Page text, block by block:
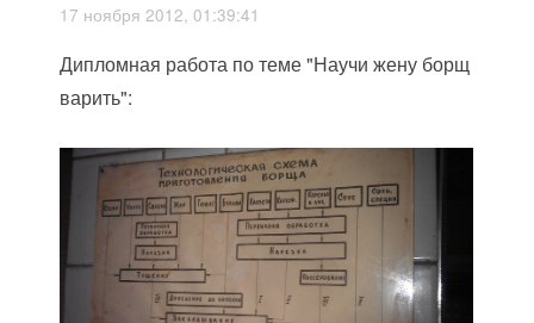
17 ноября 2012, 01:39:41
Дипломная работа по теме "Научи жену борщ
варить":